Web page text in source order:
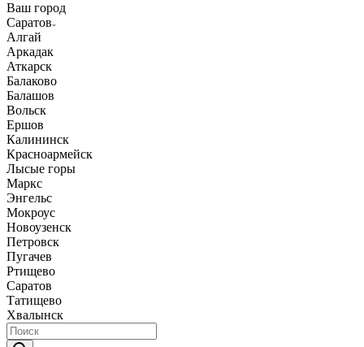
Ваш город
Саратов
Алгай
Аркадак
Аткарск
Балаково
Балашов
Вольск
Ершов
Калининск
Красноармейск
Лысые горы
Маркс
Энгельс
Мокроус
Новоузенск
Петровск
Пугачев
Ртищево
Саратов
Татищево
Хвалынск